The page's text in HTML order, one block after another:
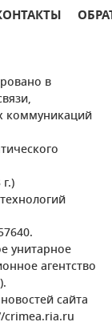
в
коммуникаций
унитарное
агентство
сайта